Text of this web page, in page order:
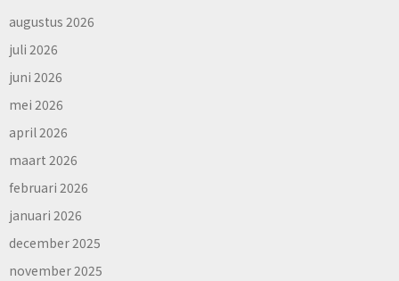
augustus 2026
juli 2026
juni 2026
mei 2026
april 2026
maart 2026
februari 2026
januari 2026
december 2025
november 2025